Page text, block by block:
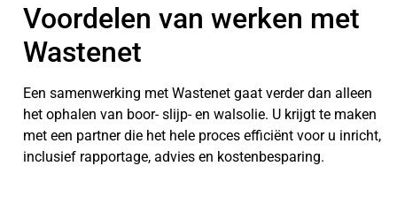
Voordelen van werken met
Wastenet
Een samenwerking met Wastenet gaat verder dan alleen
het ophalen van boor- slijp- en walsolie. U krijgt te maken
met een partner die het hele proces efficiënt voor u inricht,
inclusief rapportage, advies en kostenbesparing.